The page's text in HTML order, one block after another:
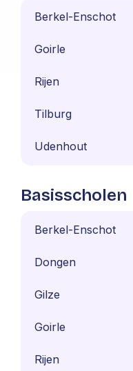
Berkel-Enschot
Goirle
Rijen
Tilburg
Udenhout
Basisscholen
Berkel-Enschot
Dongen
Gilze
Goirle
Rijen